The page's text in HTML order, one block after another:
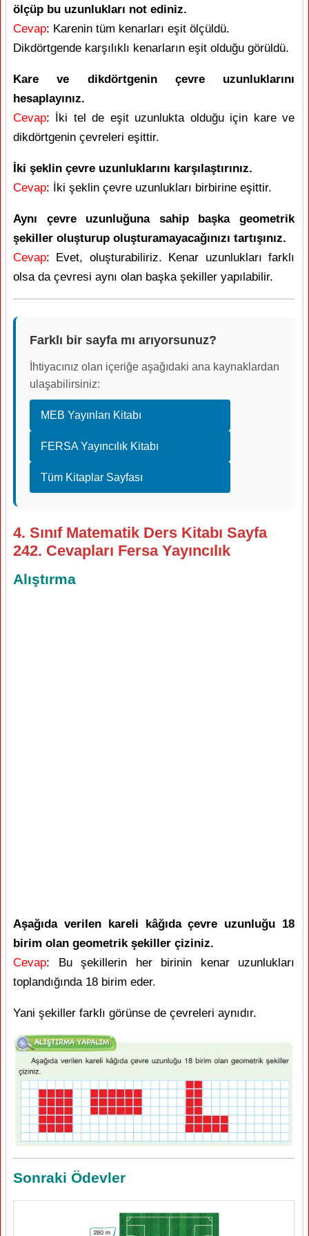
ölçüp bu uzunlukları not ediniz.
Cevap: Karenin tüm kenarları eşit ölçüldü.
Dikdörtgende karşılıklı kenarların eşit olduğu görüldü.
Kare ve dikdörtgenin çevre uzunluklarını
hesaplayınız.
Cevap: İki tel de eşit uzunlukta olduğu için kare ve
dikdörtgenin çevreleri eşittir.
İki şeklin çevre uzunluklarını karşılaştırınız.
Cevap: İki şeklin çevre uzunlukları birbirine eşittir.
Aynı çevre uzunluğuna sahip başka geometrik
şekiller oluşturup oluşturamayacağınızı tartışınız.
Cevap: Evet, oluşturabiliriz. Kenar uzunlukları farklı
olsa da çevresi aynı olan başka şekiller yapılabilir.
Farklı bir sayfa mı arıyorsunuz?
İhtiyacınız olan içeriğe aşağıdaki ana kaynaklardan
ulaşabilirsiniz:
MEB Yayınları Kitabı
FERSA Yayıncılık Kitabı
Tüm Kitaplar Sayfası
4. Sınıf Matematik Ders Kitabı Sayfa
242. Cevapları Fersa Yayıncılık
Alıştırma
Aşağıda verilen kareli kâğıda çevre uzunluğu 18
birim olan geometrik şekiller çiziniz.
Cevap: Bu şekillerin her birinin kenar uzunlukları
toplandığında 18 birim eder.
Yani şekiller farklı görünse de çevreleri aynıdır.
Sonraki Ödevler